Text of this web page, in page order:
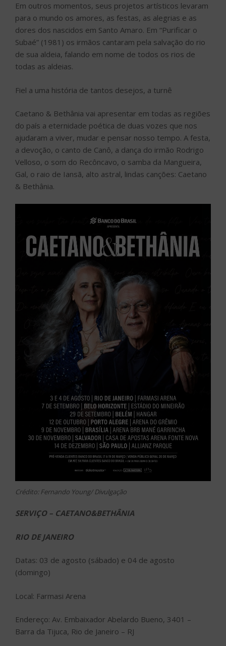
Em outros momentos, seus projetos artísticos levaram
para o mundo os amores, as festas, as alegrias e as
dores dos nascidos em Santo Amaro. Em “Purificar o
Subaé” (1981) os irmãos cantaram pela salvação do rio
de sua aldeia, falando em nome de todos os rios de
todas as aldeias.
Fiel a uma história de tantos desejos, a turnê
Caetano & Bethânia vai apresentar em todas as regiões
do país a eternidade poética de duas vozes que nos
ajudaram a viver, mudar e pensar nosso tempo. A festa,
a devoção, o canto de Canô, a dança do irmão Rodrigo
Velloso, o som do Recôncavo, o samba da Mangueira,
Gal, o raio de Iansã, alto astral, lindas canções: Caetano
& Bethânia.
Crédito: Fernando Young/ Divulgação
SERVIÇO – CAETANO&BETHÂNIA
RIO DE JANEIRO
Datas: 03 de agosto (sábado) e 04 de agosto
(domingo)
Local: Farmasi Arena
Endereço: Av. Embaixador Abelardo Bueno, 3401 –
Barra da Tijuca, Rio de Janeiro – RJ